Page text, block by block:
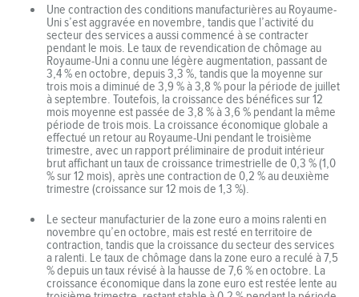
Une contraction des conditions manufacturières au Royaume-
Uni s’est aggravée en novembre, tandis que l’activité du
secteur des services a aussi commencé à se contracter
pendant le mois. Le taux de revendication de chômage au
Royaume-Uni a connu une légère augmentation, passant de
3,4 % en octobre, depuis 3,3 %, tandis que la moyenne sur
trois mois a diminué de 3,9 % à 3,8 % pour la période de juillet
à septembre. Toutefois, la croissance des bénéfices sur 12
mois moyenne est passée de 3,8 % à 3,6 % pendant la même
période de trois mois. La croissance économique globale a
effectué un retour au Royaume-Uni pendant le troisième
trimestre, avec un rapport préliminaire de produit intérieur
brut affichant un taux de croissance trimestrielle de 0,3 % (1,0
% sur 12 mois), après une contraction de 0,2 % au deuxième
trimestre (croissance sur 12 mois de 1,3 %).
Le secteur manufacturier de la zone euro a moins ralenti en
novembre qu’en octobre, mais est resté en territoire de
contraction, tandis que la croissance du secteur des services
a ralenti. Le taux de chômage dans la zone euro a reculé à 7,5
% depuis un taux révisé à la hausse de 7,6 % en octobre. La
croissance économique dans la zone euro est restée lente au